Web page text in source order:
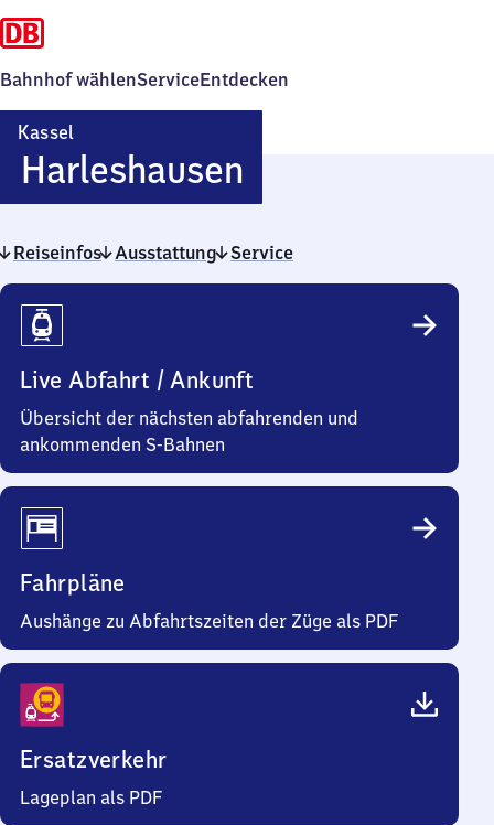
Bahnhof wählenServiceEntdecken
Kassel
HarleshausenKassel-
Harleshausen
Reiseinfos Ausstattung Service
Reiseinfos
Live Abfahrt / Ankunft
Übersicht der nächsten abfahrenden und
ankommenden S-Bahnen
Fahrpläne
Aushänge zu Abfahrtszeiten der Züge als PDF
Ersatzverkehr
Lageplan als PDF